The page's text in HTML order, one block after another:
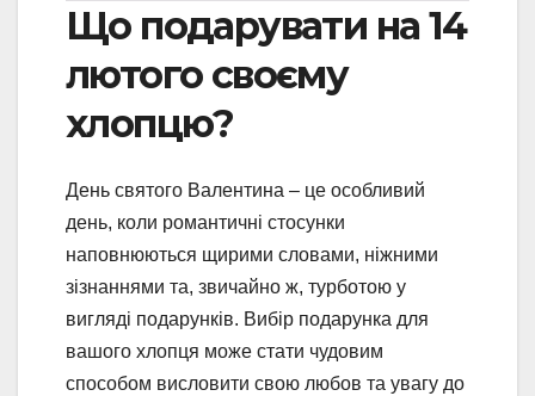
Що подарувати на 14
лютого своєму
хлопцю?
День святого Валентина – це особливий
день, коли романтичні стосунки
наповнюються щирими словами, ніжними
зізнаннями та, звичайно ж, турботою у
вигляді подарунків. Вибір подарунка для
вашого хлопця може стати чудовим
способом висловити свою любов та увагу до